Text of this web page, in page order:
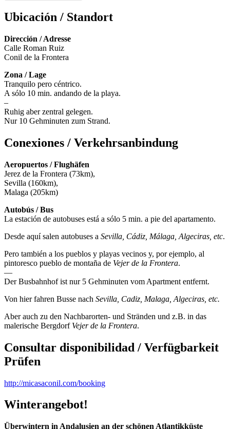
Ubicación / Standort
Dirección / Adresse
Calle Roman Ruiz
Conil de la Frontera
Zona / Lage
Tranquilo pero céntrico.
A sólo 10 min. andando de la playa.
–
Ruhig aber zentral gelegen.
Nur 10 Gehminuten zum Strand.
Conexiones / Verkehrsanbindung
Aeropuertos / Flughäfen
Jerez de la Frontera (73km),
Sevilla (160km),
Malaga (205km)
Autobús / Bus
La estación de autobuses está a sólo 5 min. a pie del apartamento.
Desde aquí salen autobuses a Sevilla, Cádiz, Málaga, Algeciras, etc.
Pero también a los pueblos y playas vecinos y, por ejemplo, al
pintoresco pueblo de montaña de Vejer de la Frontera.
—
Der Busbahnhof ist nur 5 Gehminuten vom Apartment entfernt.
Von hier fahren Busse nach Sevilla, Cadiz, Malaga, Algeciras, etc.
Aber auch zu den Nachbarorten- und Stränden und z.B. in das
malerische Bergdorf Vejer de la Frontera.
Consultar disponibilidad / Verfügbarkeit
Prüfen
http://micasaconil.com/booking
Winterangebot!
Überwintern in Andalusien an der schönen Atlantikküste